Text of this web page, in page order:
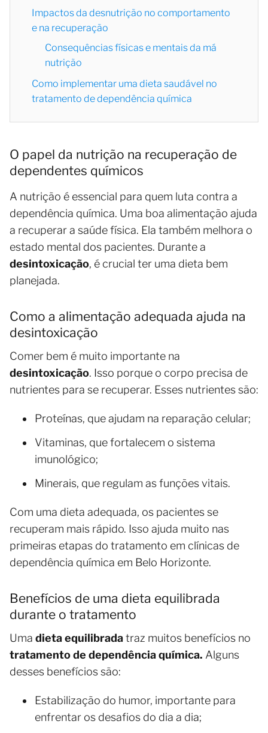
Impactos da desnutrição no comportamento
e na recuperação
Consequências físicas e mentais da má
nutrição
Como implementar uma dieta saudável no
tratamento de dependência química
O papel da nutrição na recuperação de
dependentes químicos
A nutrição é essencial para quem luta contra a
dependência química. Uma boa alimentação ajuda
a recuperar a saúde física. Ela também melhora o
estado mental dos pacientes. Durante a
desintoxicação, é crucial ter uma dieta bem
planejada.
Como a alimentação adequada ajuda na
desintoxicação
Comer bem é muito importante na
desintoxicação. Isso porque o corpo precisa de
nutrientes para se recuperar. Esses nutrientes são:
Proteínas, que ajudam na reparação celular;
Vitaminas, que fortalecem o sistema
imunológico;
Minerais, que regulam as funções vitais.
Com uma dieta adequada, os pacientes se
recuperam mais rápido. Isso ajuda muito nas
primeiras etapas do tratamento em clínicas de
dependência química em Belo Horizonte.
Benefícios de uma dieta equilibrada
durante o tratamento
Uma dieta equilibradatraz muitos benefícios no
tratamento de dependência química. Alguns
desses benefícios são:
Estabilização do humor, importante para
enfrentar os desafios do dia a dia;